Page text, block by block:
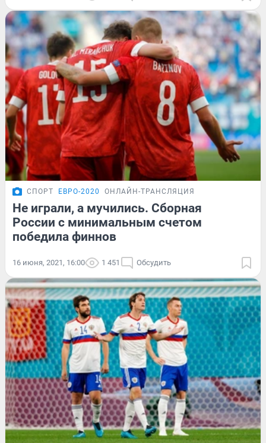
СПОРТ ЕВРО-2020 ОНЛАЙН-ТРАНСЛЯЦИЯ
Не играли, а мучились. Сборная
России с минимальным счетом
победила финнов
16 июня, 2021, 16:00 1 451 Обсудить